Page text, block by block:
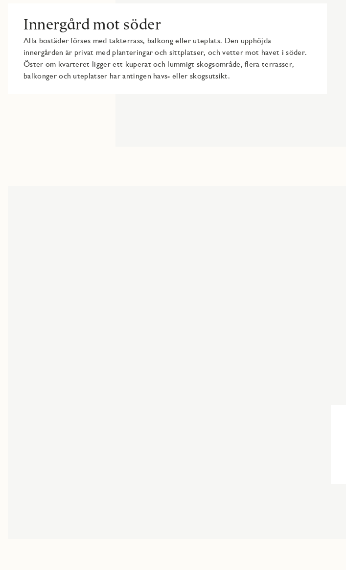
Innergård mot söder
Alla bostäder förses med takterrass, balkong eller uteplats. Den upphöjda
innergården är privat med planteringar och sittplatser, och vetter mot havet i söder.
Öster om kvarteret ligger ett kuperat och lummigt skogsområde, flera terrasser,
balkonger och uteplatser har antingen havs- eller skogsutsikt.